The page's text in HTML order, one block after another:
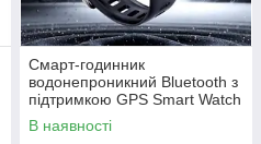
Смарт-годинник
водонепроникний Bluetooth з
підтримкою GPS Smart Watch
Remax WATCH29 AMOLED
Ultra-Slim Bezel 27mm
В наявності